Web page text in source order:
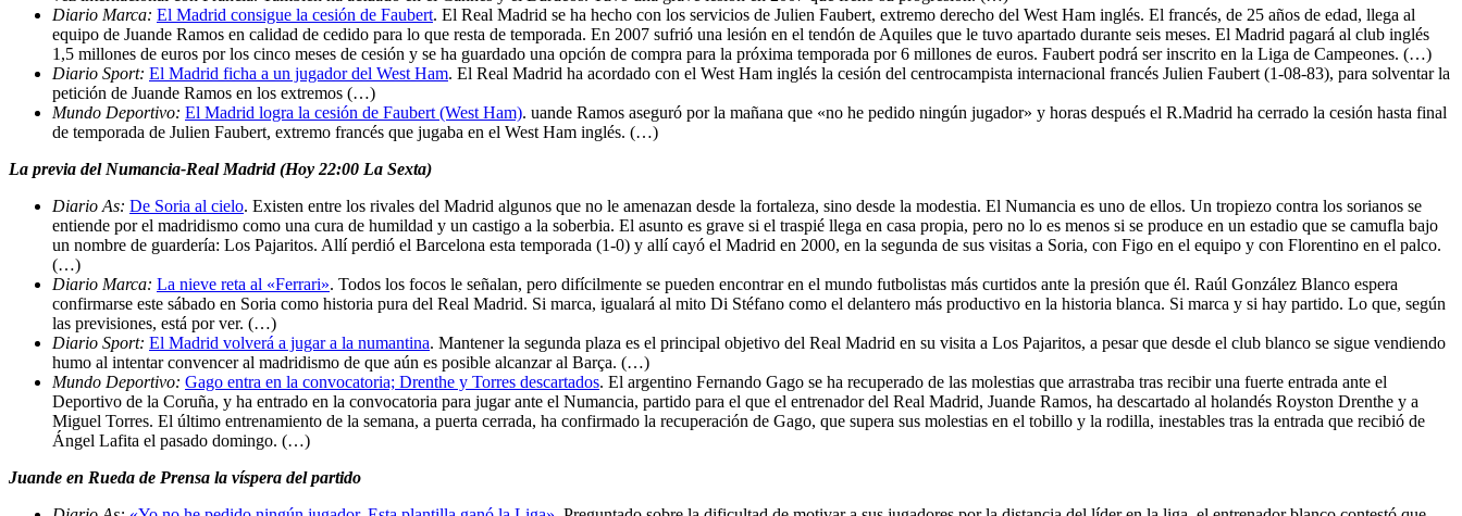
Diario Marca: El Madrid consigue la cesión de Faubert. El Real Madrid se ha hecho con los servicios de Julien Faubert, extremo derecho del West Ham inglés. El francés, de 25 años de edad, llega al
equipo de Juande Ramos en calidad de cedido para lo que resta de temporada. En 2007 sufrió una lesión en el tendón de Aquiles que le tuvo apartado durante seis meses. El Madrid pagará al club inglés
1,5 millones de euros por los cinco meses de cesión y se ha guardado una opción de compra para la próxima temporada por 6 millones de euros. Faubert podrá ser inscrito en la Liga de Campeones. (…)
Diario Sport: El Madrid ficha a un jugador del West Ham. El Real Madrid ha acordado con el West Ham inglés la cesión del centrocampista internacional francés Julien Faubert (1-08-83), para solventar la
petición de Juande Ramos en los extremos (…)
Mundo Deportivo: El Madrid logra la cesión de Faubert (West Ham). uande Ramos aseguró por la mañana que «no he pedido ningún jugador» y horas después el R.Madrid ha cerrado la cesión hasta final
de temporada de Julien Faubert, extremo francés que jugaba en el West Ham inglés. (…)
La previa del Numancia-Real Madrid (Hoy 22:00 La Sexta)
Diario As: De Soria al cielo. Existen entre los rivales del Madrid algunos que no le amenazan desde la fortaleza, sino desde la modestia. El Numancia es uno de ellos. Un tropiezo contra los sorianos se
entiende por el madridismo como una cura de humildad y un castigo a la soberbia. El asunto es grave si el traspié llega en casa propia, pero no lo es menos si se produce en un estadio que se camufla bajo
un nombre de guardería: Los Pajaritos. Allí perdió el Barcelona esta temporada (1-0) y allí cayó el Madrid en 2000, en la segunda de sus visitas a Soria, con Figo en el equipo y con Florentino en el palco.
(…)
Diario Marca: La nieve reta al «Ferrari». Todos los focos le señalan, pero difícilmente se pueden encontrar en el mundo futbolistas más curtidos ante la presión que él. Raúl González Blanco espera
confirmarse este sábado en Soria como historia pura del Real Madrid. Si marca, igualará al mito Di Stéfano como el delantero más productivo en la historia blanca. Si marca y si hay partido. Lo que, según
las previsiones, está por ver. (…)
Diario Sport: El Madrid volverá a jugar a la numantina. Mantener la segunda plaza es el principal objetivo del Real Madrid en su visita a Los Pajaritos, a pesar que desde el club blanco se sigue vendiendo
humo al intentar convencer al madridismo de que aún es posible alcanzar al Barça. (…)
Mundo Deportivo: Gago entra en la convocatoria; Drenthe y Torres descartados. El argentino Fernando Gago se ha recuperado de las molestias que arrastraba tras recibir una fuerte entrada ante el
Deportivo de la Coruña, y ha entrado en la convocatoria para jugar ante el Numancia, partido para el que el entrenador del Real Madrid, Juande Ramos, ha descartado al holandés Royston Drenthe y a
Miguel Torres. El último entrenamiento de la semana, a puerta cerrada, ha confirmado la recuperación de Gago, que supera sus molestias en el tobillo y la rodilla, inestables tras la entrada que recibió de
Ángel Lafita el pasado domingo. (…)
Juande en Rueda de Prensa la víspera del partido